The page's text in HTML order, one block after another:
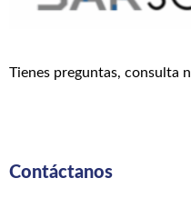
Tienes preguntas, consulta
Contáctanos